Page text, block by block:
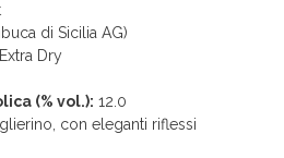
di Sicilia AG)
Extra Dry
(% vol.): 12.0
con eleganti riflessi